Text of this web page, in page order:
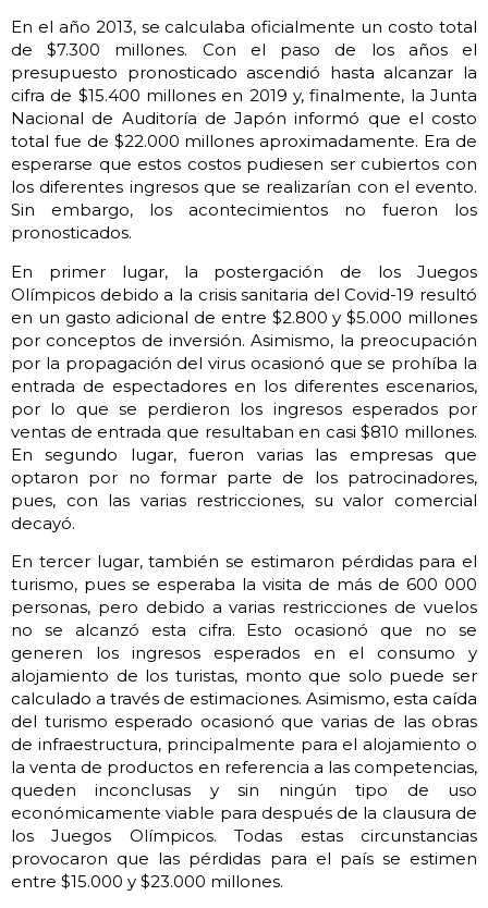
En el año 2013, se calculaba oficialmente un costo total
de $7.300 millones. Con el paso de los años el
presupuesto pronosticado ascendió hasta alcanzar la
cifra de $15.400 millones en 2019 y, finalmente, la Junta
Nacional de Auditoría de Japón informó que el costo
total fue de $22.000 millones aproximadamente. Era de
esperarse que estos costos pudiesen ser cubiertos con
los diferentes ingresos que se realizarían con el evento.
Sin embargo, los acontecimientos no fueron los
pronosticados.
En primer lugar, la postergación de los Juegos
Olímpicos debido a la crisis sanitaria del Covid-19 resultó
en un gasto adicional de entre $2.800 y $5.000 millones
por conceptos de inversión. Asimismo, la preocupación
por la propagación del virus ocasionó que se prohíba la
entrada de espectadores en los diferentes escenarios,
por lo que se perdieron los ingresos esperados por
ventas de entrada que resultaban en casi $810 millones.
En segundo lugar, fueron varias las empresas que
optaron por no formar parte de los patrocinadores,
pues, con las varias restricciones, su valor comercial
decayó.
En tercer lugar, también se estimaron pérdidas para el
turismo, pues se esperaba la visita de más de 600 000
personas, pero debido a varias restricciones de vuelos
no se alcanzó esta cifra. Esto ocasionó que no se
generen los ingresos esperados en el consumo y
alojamiento de los turistas, monto que solo puede ser
calculado a través de estimaciones. Asimismo, esta caída
del turismo esperado ocasionó que varias de las obras
de infraestructura, principalmente para el alojamiento o
la venta de productos en referencia a las competencias,
queden inconclusas y sin ningún tipo de uso
económicamente viable para después de la clausura de
los Juegos Olímpicos. Todas estas circunstancias
provocaron que las pérdidas para el país se estimen
entre $15.000 y $23.000 millones.